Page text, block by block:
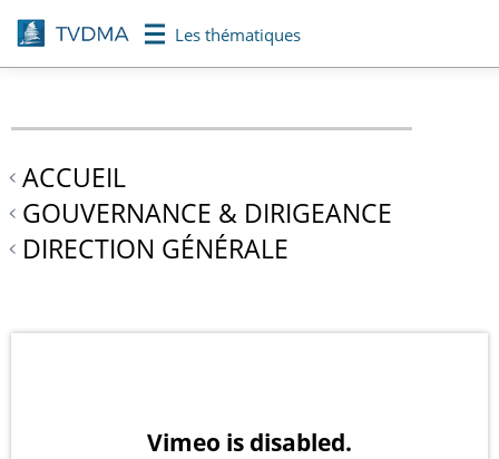
Aller
au
contenu
Les thématiques
ACCUEIL
GOUVERNANCE & DIRIGEANCE
DIRECTION GÉNÉRALE
Vimeo is disabled.